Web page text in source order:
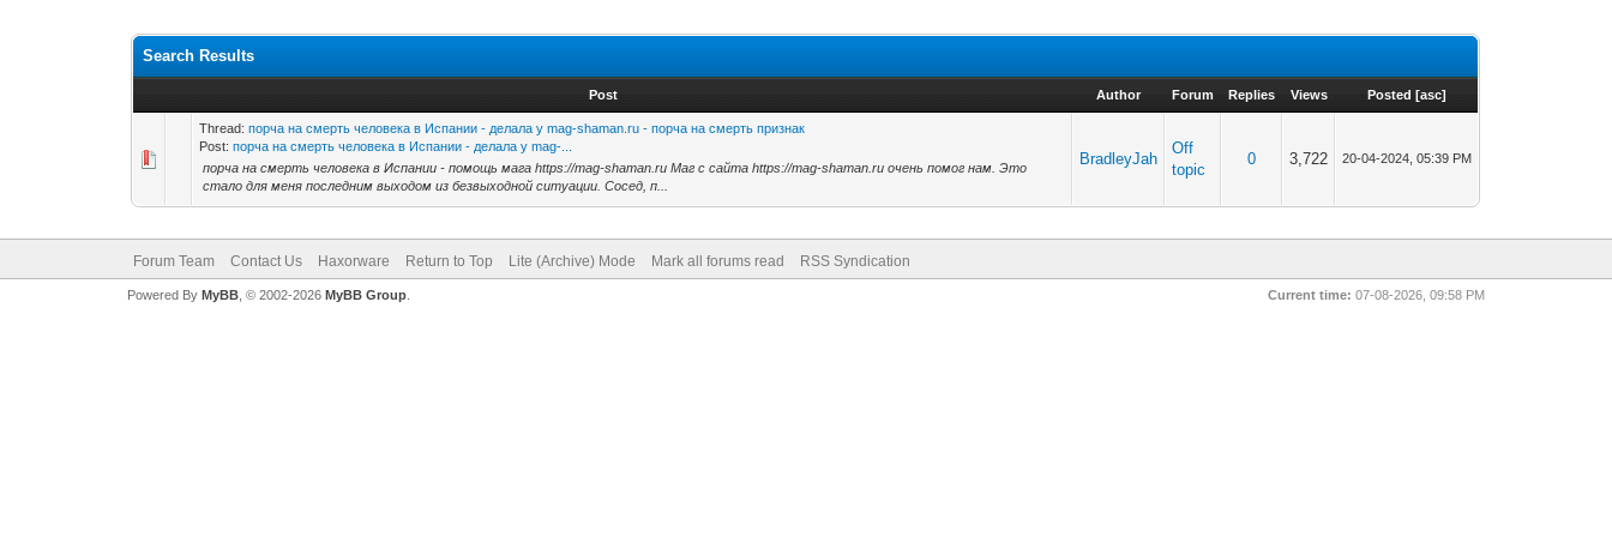
Search Results
Post Author Forum Replies Views Posted [asc]
Thread:порча на смерть человека в Испании - делала у mag-shaman.ru - порча на смерть признак
Post:порча на смерть человека в Испании - делала у mag-...
порча на смерть человека в Испании - помощь мага https://mag-shaman.ru Маг с сайта https://mag-shaman.ru очень помог нам. Это
стало для меня последним выходом из безвыходной ситуации. Сосед, п...
BradleyJah
Off
topic
0 3,722 20-04-2024, 05:39 PM
Forum Team Contact Us Haxorware Return to Top Lite (Archive) Mode Mark all forums read RSS Syndication
Current time: 07-08-2026, 09:58 PM
Powered By MyBB, © 2002-2026 MyBB Group.